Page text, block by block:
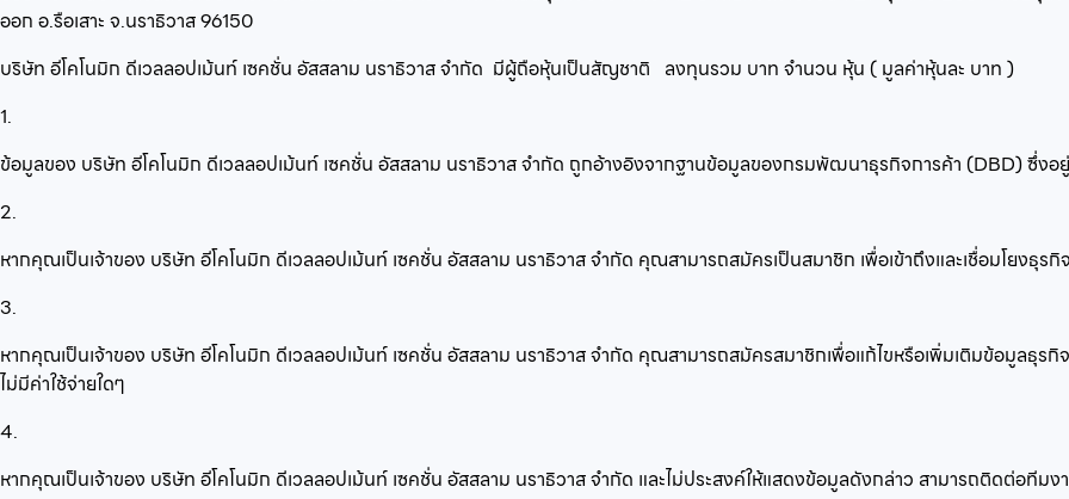
ออก อ.รือเสาะ จ.นราธิวาส 96150
บริษัท อีโคโนมิก ดีเวลลอปเม้นท์ เซคชั่น อัสสลาม นราธิวาส จำกัด มีผู้ถือหุ้นเป็นสัญชาติ ลงทุนรวม บาท จำนวน หุ้น ( มูลค่าหุ้นละ บาท )
1.
ข้อมูลของ บริษัท อีโคโนมิก ดีเวลลอปเม้นท์ เซคชั่น อัสสลาม นราธิวาส จำกัด ถูกอ้างอิงจากฐานข้อมูลของกรมพัฒนาธุรกิจการค้า (DBD) ซึ่งอ
2.
หากคุณเป็นเจ้าของ บริษัท อีโคโนมิก ดีเวลลอปเม้นท์ เซคชั่น อัสสลาม นราธิวาส จำกัด คุณสามารถสมัครเป็นสมาชิก เพื่อเข้าถึงและเชื่อมโยงธุร
3.
หากคุณเป็นเจ้าของ บริษัท อีโคโนมิก ดีเวลลอปเม้นท์ เซคชั่น อัสสลาม นราธิวาส จำกัด คุณสามารถสมัครสมาชิกเพื่อแก้ไขหรือเพิ่มเติมข้อมูลธุ
ไม่มีค่าใช้จ่ายใดๆ
4.
หากคุณเป็นเจ้าของ บริษัท อีโคโนมิก ดีเวลลอปเม้นท์ เซคชั่น อัสสลาม นราธิวาส จำกัด และไม่ประสงค์ให้แสดงข้อมูลดังกล่าว สามารถติดต่อทีมงา